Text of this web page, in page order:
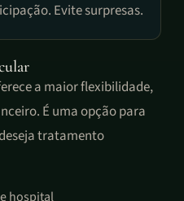
Evite surpresas.
a maior flexibilidade,
É uma opção para
tratamento
hospital